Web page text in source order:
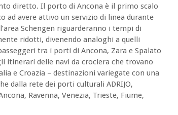
diretto. Il porto di Ancona è il primo scalo
ad avere attivo un servizio di linea durante
Schengen riguarderanno i tempi di
ridotti, divenendo analoghi a quelli
tra i porti di Ancona, Zara e Spalato
itinerari delle navi da crociera che trovano
e Croazia – destinazioni variegate con una
dalla rete dei porti culturali ADRIJO,
Ravenna, Venezia, Trieste, Fiume,